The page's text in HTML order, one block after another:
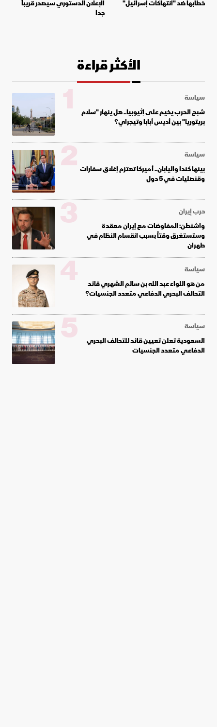
خطابها ضد "انتهاكات إسرائيل"
الإعلان الدستوري سيصدر قريباً
جداً
الأكثر قراءة
سياسة
شبح الحرب يخيم على إثيوبيا.. هل ينهار "سلام
بريتوريا" بين أديس أبابا وتيجراي؟
1
سياسة
بينها كندا واليابان.. أميركا تعتزم إغلاق سفارات
وقنصليات في 5 دول
2
حرب إيران
واشنطن: المفاوضات مع إيران معقدة
وستستغرق وقتاً بسبب انقسام النظام في
طهران
3
سياسة
من هو اللواء عبد الله بن سالم الشهري قائد
التحالف البحري الدفاعي متعدد الجنسيات؟
4
سياسة
السعودية تعلن تعيين قائد للتحالف البحري
الدفاعي متعدد الجنسيات
5